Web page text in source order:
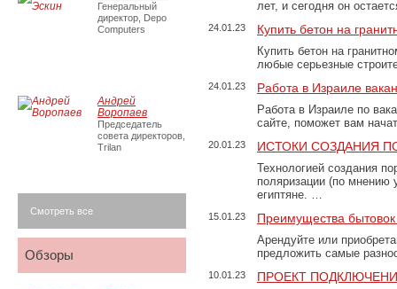
лет, и сегодня он
24.01.23 Купить бетон на
Купить бетон на
любые серьезные
24.01.23 Работа в Израиле
Работа в Израиле по
сайте, поможет вам
20.01.23 ИСТОКИ СОЗДАНИЯ
Технологией создания
поляризации (по
египтяне. …
15.01.23 Преимущества
Арендуйте или
предложить самые
10.01.23 ПРОЕКТ
Генеральный
директор, Depo
Computers
Андрей
Воропаев
Председатель
совета директоров,
Trilan
Смотреть все
Обзоры